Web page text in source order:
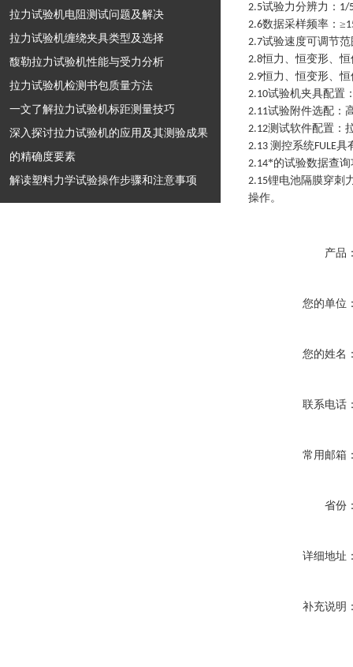
拉力试验机电阻测试问题及解决
拉力试验机缠绕夹具类型及选择
馥勒拉力试验机性能与受力分析
拉力试验机检测书包质量方法
一文了解拉力试验机标距测量技巧
深入探讨拉力试验机的应用及其测验成果
的精确度要素
解读塑料力学试验操作步骤和注意事项
2.5试验力分辨力： 1/
2.6数据采样频率：≥
2.7试验速度可调节范
2.8恒力、恒变形、
2.9恒力、恒变形、
2.10试验机夹具配置
2.11试验附件选配：
2.12测试软件配置：
2.13 测控系统FULE具
2.14*的试验数据查
2.15锂电池隔膜穿刺
操作。
产品
您的单位
您的姓名
联系电话
常用邮箱
省份
详细地址
补充说明